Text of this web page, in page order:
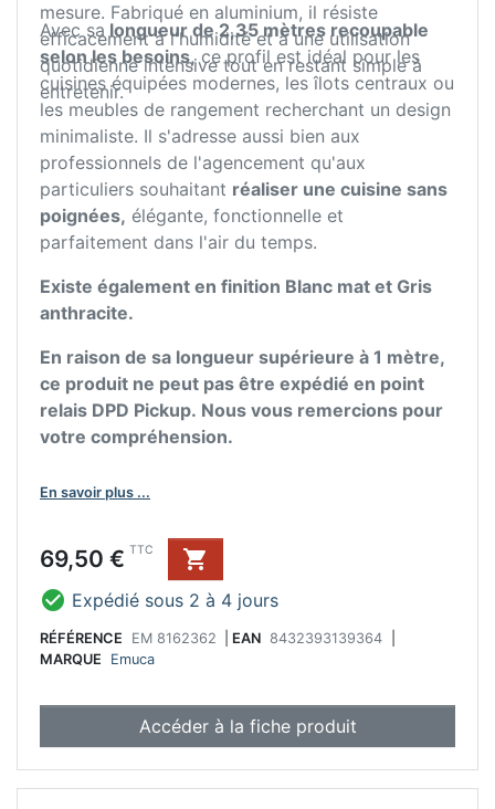
mesure. Fabriqué en aluminium, il résiste
efficacement à l'humidité et à une utilisation
quotidienne intensive tout en restant simple à
entretenir.
Avec salongueur de 2,35 mètres recoupable
selon les besoins,ce profil est idéal pour les
cuisines équipées modernes, les îlots centraux ou
les meubles de rangement recherchant un design
minimaliste. Il s'adresse aussi bien aux
professionnels de l'agencement qu'aux
particuliers souhaitant réaliser une cuisine sans
poignées, élégante, fonctionnelle et
parfaitement dans l'air du temps.
Existe également en finition Blanc mat et Gris
anthracite.
En raison de sa longueur supérieure à 1 mètre,
ce produit ne peut pas être expédié en point
relais DPD Pickup. Nous vous remercions pour
votre compréhension.
En savoir plus ...
Prix
69,50 € TTC

 Expédié sous 2 à 4 jours
RÉFÉRENCE EM 8162362 EAN 8432393139364
MARQUE
Emuca
Accéder à la fiche produit